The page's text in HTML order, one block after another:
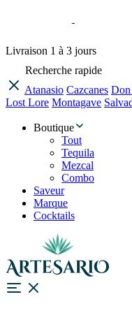
Livraison 1 à 3 jours
Recherche rapide
Atanasio Cazcanes
Lost Lore Montagave
Boutique
Tout
Tequila
Mezcal
Combo
Saveur
Marque
Cocktails